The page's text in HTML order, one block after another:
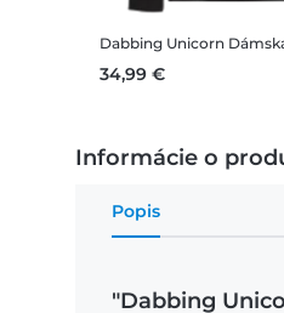
Dabbing Unicorn Dámska
34,99 €
Informácie o
Popis
"Dabbing